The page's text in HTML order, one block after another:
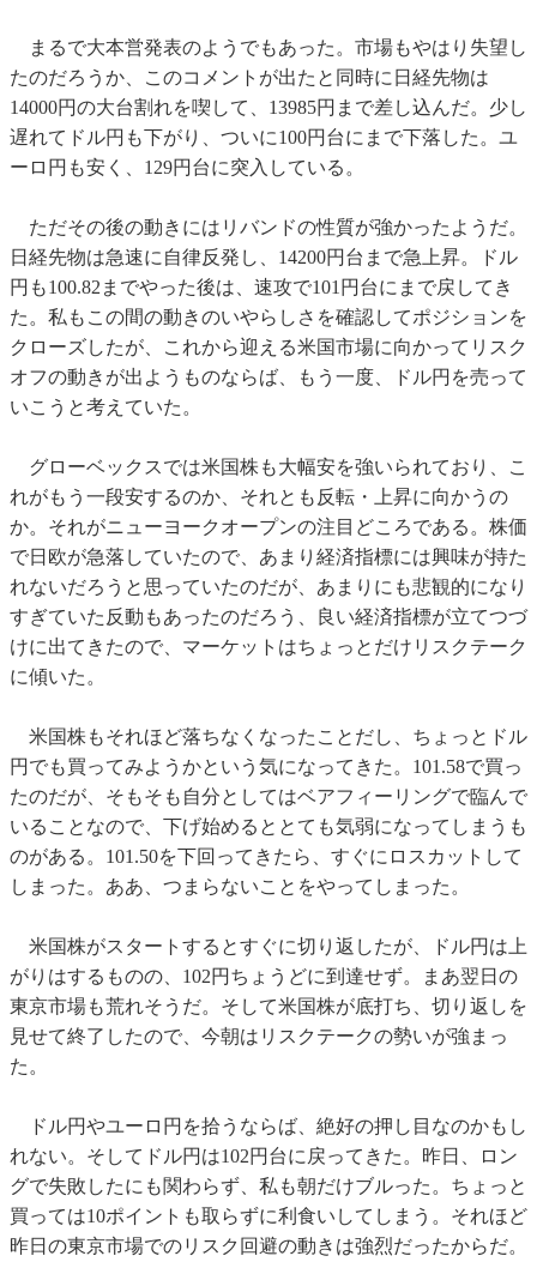
まるで大本営発表のようでもあった。市場もやはり失望し
たのだろうか、このコメントが出たと同時に日経先物は
14000円の大台割れを喫して、13985円まで差し込んだ。少し
遅れてドル円も下がり、ついに100円台にまで下落した。ユ
ーロ円も安く、129円台に突入している。
ただその後の動きにはリバンドの性質が強かったようだ。
日経先物は急速に自律反発し、14200円台まで急上昇。ドル
円も100.82までやった後は、速攻で101円台にまで戻してき
た。私もこの間の動きのいやらしさを確認してポジションを
クローズしたが、これから迎える米国市場に向かってリスク
オフの動きが出ようものならば、もう一度、ドル円を売って
いこうと考えていた。
グローベックスでは米国株も大幅安を強いられており、こ
れがもう一段安するのか、それとも反転・上昇に向かうの
か。それがニューヨークオープンの注目どころである。株価
で日欧が急落していたので、あまり経済指標には興味が持た
れないだろうと思っていたのだが、あまりにも悲観的になり
すぎていた反動もあったのだろう、良い経済指標が立てつづ
けに出てきたので、マーケットはちょっとだけリスクテーク
に傾いた。
米国株もそれほど落ちなくなったことだし、ちょっとドル
円でも買ってみようかという気になってきた。101.58で買っ
たのだが、そもそも自分としてはベアフィーリングで臨んで
いることなので、下げ始めるととても気弱になってしまうも
のがある。101.50を下回ってきたら、すぐにロスカットして
しまった。ああ、つまらないことをやってしまった。
米国株がスタートするとすぐに切り返したが、ドル円は上
がりはするものの、102円ちょうどに到達せず。まあ翌日の
東京市場も荒れそうだ。そして米国株が底打ち、切り返しを
見せて終了したので、今朝はリスクテークの勢いが強まっ
た。
ドル円やユーロ円を拾うならば、絶好の押し目なのかもし
れない。そしてドル円は102円台に戻ってきた。昨日、ロン
グで失敗したにも関わらず、私も朝だけブルった。ちょっと
買っては10ポイントも取らずに利食いしてしまう。それほど
昨日の東京市場でのリスク回避の動きは強烈だったからだ。